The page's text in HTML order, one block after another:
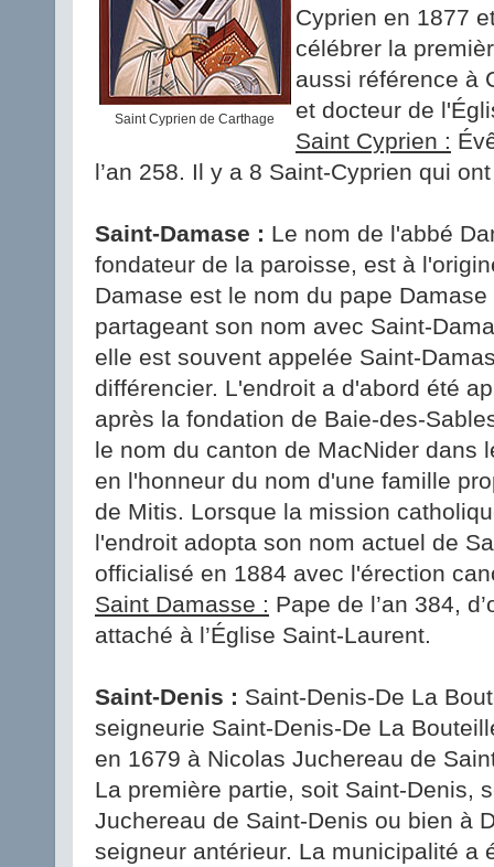
Saint Cyprien de Carthage
Cyprien en 1877
célébrer la
aussi référence à
et docteur de
Saint Cyprien :
l’an 258. Il y a 8 Saint-Cyprien qui
Saint-Damase : Le nom de l'abbé
fondateur de la paroisse, est à
Damase est le nom du pape
partageant son nom avec Saint-
elle est souvent appelée Saint-
différencier. L'endroit a d'abord été
après la fondation de Baie-des-
le nom du canton de MacNider dans
en l'honneur du nom d'une famille
de Mitis. Lorsque la mission
l'endroit adopta son nom actuel de
officialisé en 1884 avec l'érection
Saint Damasse : Pape de l’an 384,
attaché à l’Église Saint-Laurent.
Saint-Denis : Saint-Denis-De La
seigneurie Saint-Denis-De La
en 1679 à Nicolas Juchereau de
La première partie, soit Saint-Denis,
Juchereau de Saint-Denis ou bien à
seigneur antérieur. La municipalité a